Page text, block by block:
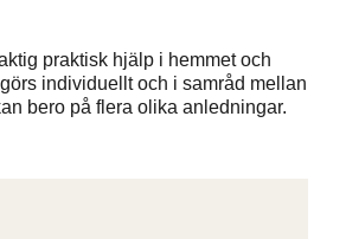
praktisk hjälp i hemmet och
individuellt och i samråd mellan
bero på flera olika anledningar.